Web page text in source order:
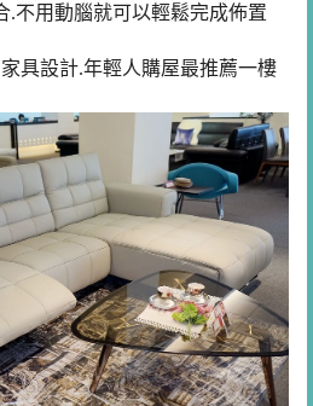
.不用動腦就可以輕鬆完成佈置
具設計.年輕人購屋最推薦一樓